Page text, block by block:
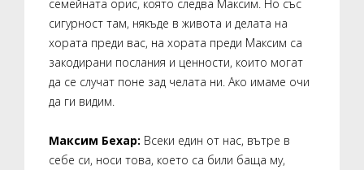
семейната орис, която следва Максим. Но със
сигурност там, някъде в живота и делата на
хората преди вас, на хората преди Максим са
закодирани послания и ценности, които могат
да се случат поне зад челата ни. Ако имаме очи
да ги видим.
Максим Бехар: Всеки един от нас, вътре в
себе си, носи това, което са били баща му,